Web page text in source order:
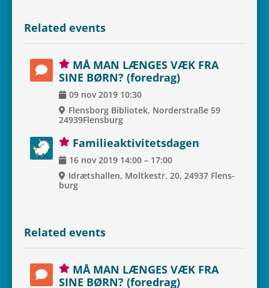
Rela­ted events
MÅ MAN LÆNGES VÆK FRA
SINE BØRN? (fored­rag)
09 nov 2019 10:30
Flens­borg Bibli­o­tek, Nor­der­straße 59
24939Flensburg
Fami­lie­ak­ti­vi­tets­da­gen
16 nov 2019 14:00 – 17:00
Idræts­hal­len, Molt­ke­str. 20, 24937 Flens­
burg
Rela­ted events
MÅ MAN LÆNGES VÆK FRA
SINE BØRN? (fored­rag)